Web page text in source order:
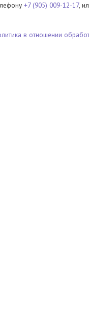
+7 (905) 009-12-17,
в отношении